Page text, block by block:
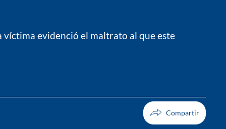
víctima evidenció el maltrato al que este